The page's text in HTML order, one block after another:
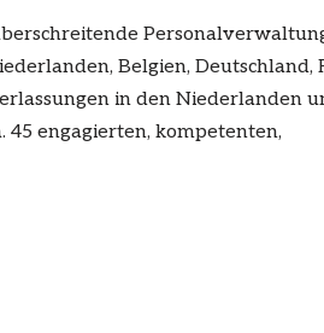
Belgien, Deutschland,
in den Niederlanden
45 engagierten, kompetenten,